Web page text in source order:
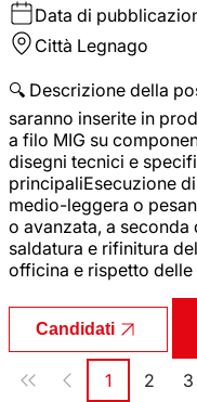
Data di
Città Legnago
🔍 Descrizione della
saranno inserite in
a filo MIG su
disegni tecnici e
principaliEsecuzione
medio-leggera o
o avanzata, a
saldatura e rifinitura
officina e rispetto
Candidati
Paginazione
Pagina
1 Pagina
2 3